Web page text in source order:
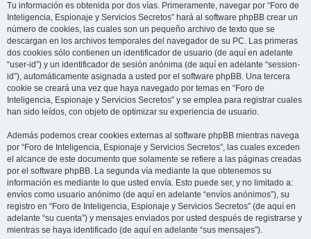
Tu información es obtenida por dos vías. Primeramente, navegar por “Foro de
Inteligencia, Espionaje y Servicios Secretos” hará al software phpBB crear un
número de cookies, las cuales son un pequeño archivo de texto que se
descargan en los archivos temporales del navegador de su PC. Las primeras
dos cookies sólo contienen un identificador de usuario (de aquí en adelante
“user-id”) y un identificador de sesión anónima (de aquí en adelante “session-
id”), automáticamente asignada a usted por el software phpBB. Una tercera
cookie se creará una vez que haya navegado por temas en “Foro de
Inteligencia, Espionaje y Servicios Secretos” y se emplea para registrar cuales
han sido leídos, con objeto de optimizar su experiencia de usuario.
Además podemos crear cookies externas al software phpBB mientras navega
por “Foro de Inteligencia, Espionaje y Servicios Secretos”, las cuales exceden
el alcance de este documento que solamente se refiere a las páginas creadas
por el software phpBB. La segunda vía mediante la que obtenemos su
información es mediante lo que usted envía. Esto puede ser, y no limitado a:
envíos como usuario anónimo (de aquí en adelante “envíos anónimos”), su
registro en “Foro de Inteligencia, Espionaje y Servicios Secretos” (de aquí en
adelante “su cuenta”) y mensajes enviados por usted después de registrarse y
mientras se haya identificado (de aquí en adelante “sus mensajes”).